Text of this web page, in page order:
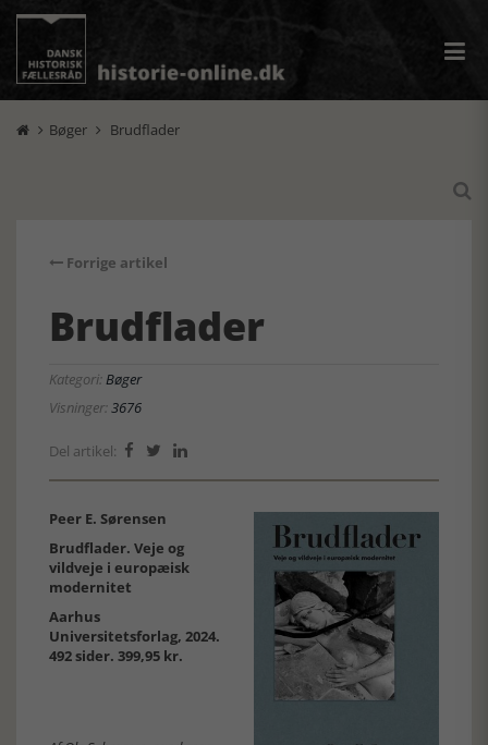
 Bøger  Brudflader

Forrige artikel
Brudflader
Kategori:Bøger
Visninger:3676
Del artikel:   
Peer E. Sørensen
Brudflader. Veje og
vildveje i europæisk
modernitet
Aarhus
Universitetsforlag, 2024.
492 sider. 399,95 kr.